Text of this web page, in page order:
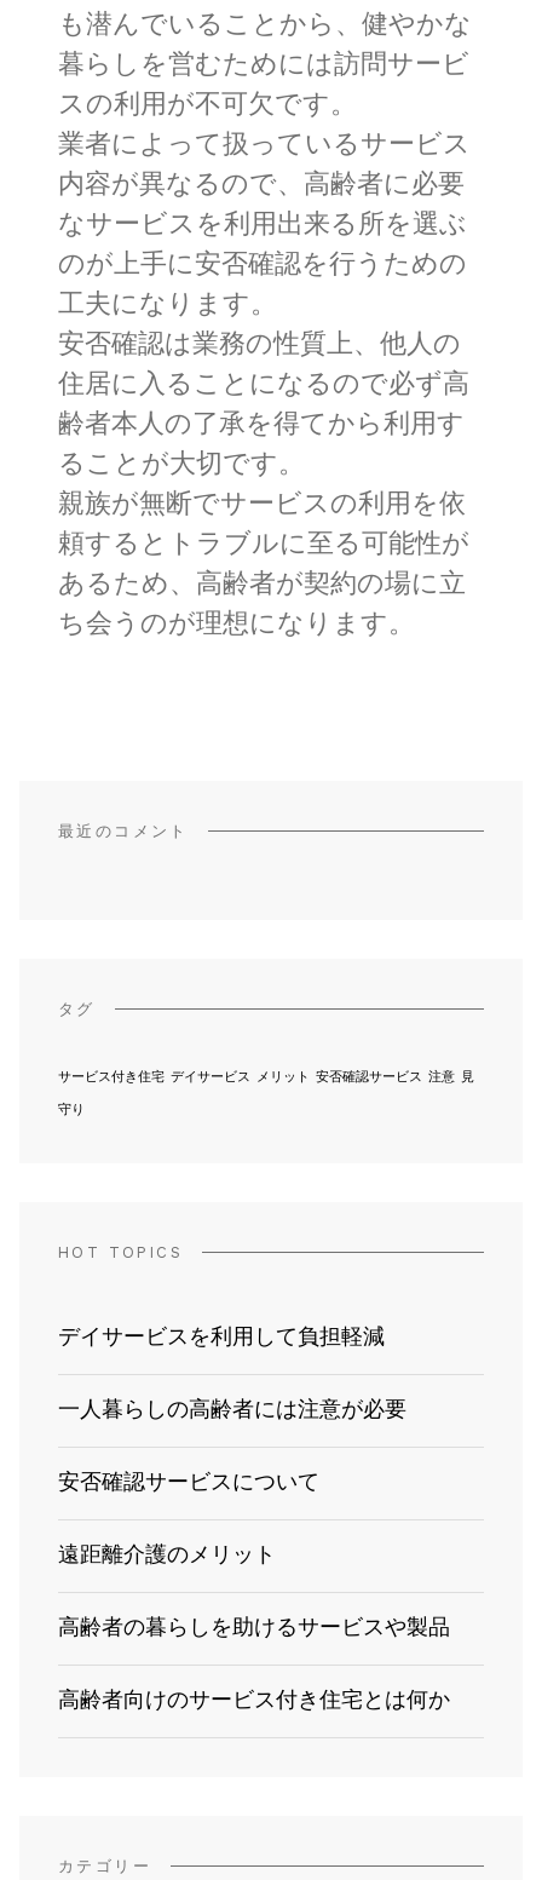
も潜んでいることから、健やかな
暮らしを営むためには訪問サービ
スの利用が不可欠です。
業者によって扱っているサービス
内容が異なるので、高齢者に必要
なサービスを利用出来る所を選ぶ
のが上手に安否確認を行うための
工夫になります。
安否確認は業務の性質上、他人の
住居に入ることになるので必ず高
齢者本人の了承を得てから利用す
ることが大切です。
親族が無断でサービスの利用を依
頼するとトラブルに至る可能性が
あるため、高齢者が契約の場に立
ち会うのが理想になります。
最近のコメント
タグ
サービス付き住宅 デイサービス メリット 安否確認サービス 注意 見
守り
HOT TOPICS
デイサービスを利用して負担軽減
一人暮らしの高齢者には注意が必要
安否確認サービスについて
遠距離介護のメリット
高齢者の暮らしを助けるサービスや製品
高齢者向けのサービス付き住宅とは何か
カテゴリー